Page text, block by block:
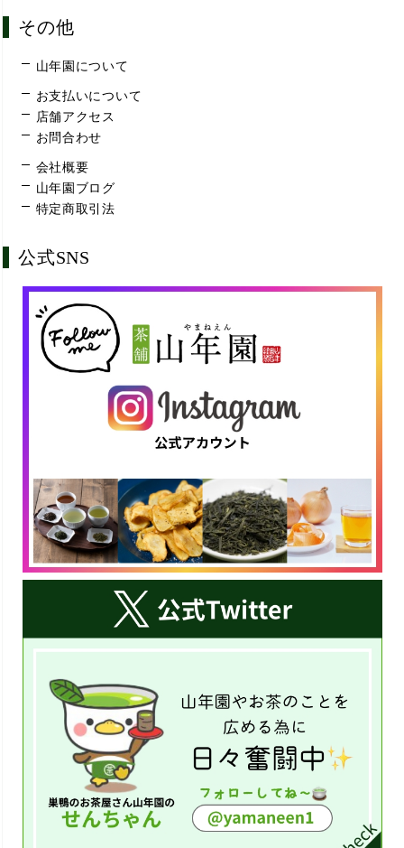
その他
山年園について
お支払いについて
店舗アクセス
お問合わせ
会社概要
山年園ブログ
特定商取引法
公式SNS